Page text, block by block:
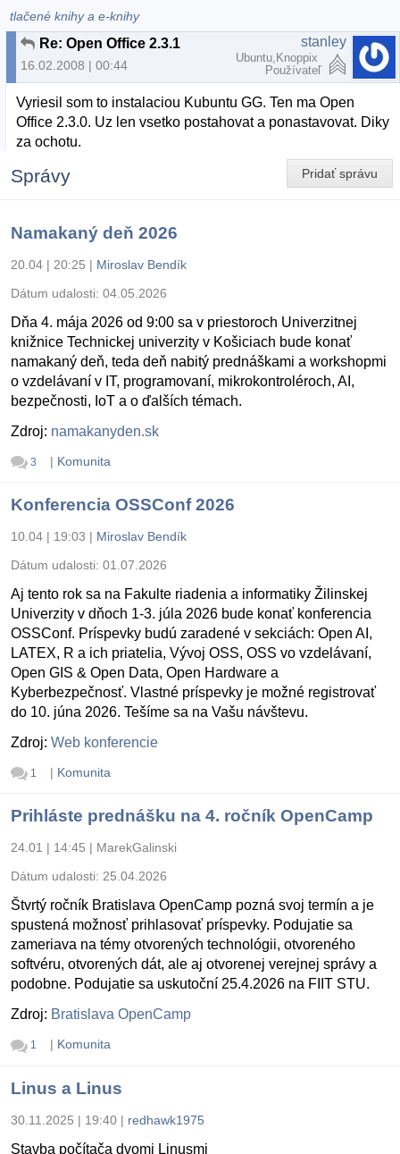
tlačené knihy a e-knihy
Re: Open Office 2.3.1
16.02.2008 | 00:44
stanley
Ubuntu,Knoppix
Používateľ
Vyriesil som to instalaciou Kubuntu GG. Ten ma Open
Office 2.3.0. Uz len vsetko postahovat a ponastavovat. Diky
za ochotu.
Pridať správu
Správy
Namakaný deň 2026
20.04 | 20:25 | Miroslav Bendík
Dátum udalosti: 04.05.2026
Dňa 4. mája 2026 od 9:00 sa v priestoroch Univerzitnej
knižnice Technickej univerzity v Košiciach bude konať
namakaný deň, teda deň nabitý prednáškami a workshopmi
o vzdelávaní v IT, programovaní, mikrokontroléroch, AI,
bezpečnosti, IoT a o ďalších témach.
Zdroj: namakanyden.sk
3 | Komunita
Konferencia OSSConf 2026
10.04 | 19:03 | Miroslav Bendík
Dátum udalosti: 01.07.2026
Aj tento rok sa na Fakulte riadenia a informatiky Žilinskej
Univerzity v dňoch 1-3. júla 2026 bude konať konferencia
OSSConf. Príspevky budú zaradené v sekciách: Open AI,
LATEX, R a ich priatelia, Vývoj OSS, OSS vo vzdelávaní,
Open GIS & Open Data, Open Hardware a
Kyberbezpečnosť. Vlastné príspevky je možné registrovať
do 10. júna 2026. Tešíme sa na Vašu návštevu.
Zdroj: Web konferencie
1 | Komunita
Prihláste prednášku na 4. ročník OpenCamp
24.01 | 14:45 | MarekGalinski
Dátum udalosti: 25.04.2026
Štvrtý ročník Bratislava OpenCamp pozná svoj termín a je
spustená možnosť prihlasovať príspevky. Podujatie sa
zameriava na témy otvorených technológii, otvoreného
softvéru, otvorených dát, ale aj otvorenej verejnej správy a
podobne. Podujatie sa uskutoční 25.4.2026 na FIIT STU.
Zdroj: Bratislava OpenCamp
1 | Komunita
Linus a Linus
30.11.2025 | 19:40 | redhawk1975
Stavba počítača dvomi Linusmi